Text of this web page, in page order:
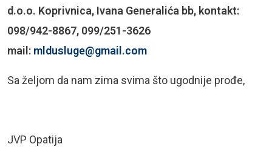
d.o.o. Koprivnica, Ivana Generalića bb, kontakt:
098/942-8867, 099/251-3626
mail: mldusluge@gmail.com
Sa željom da nam zima svima što ugodnije prođe,
JVP Opatija